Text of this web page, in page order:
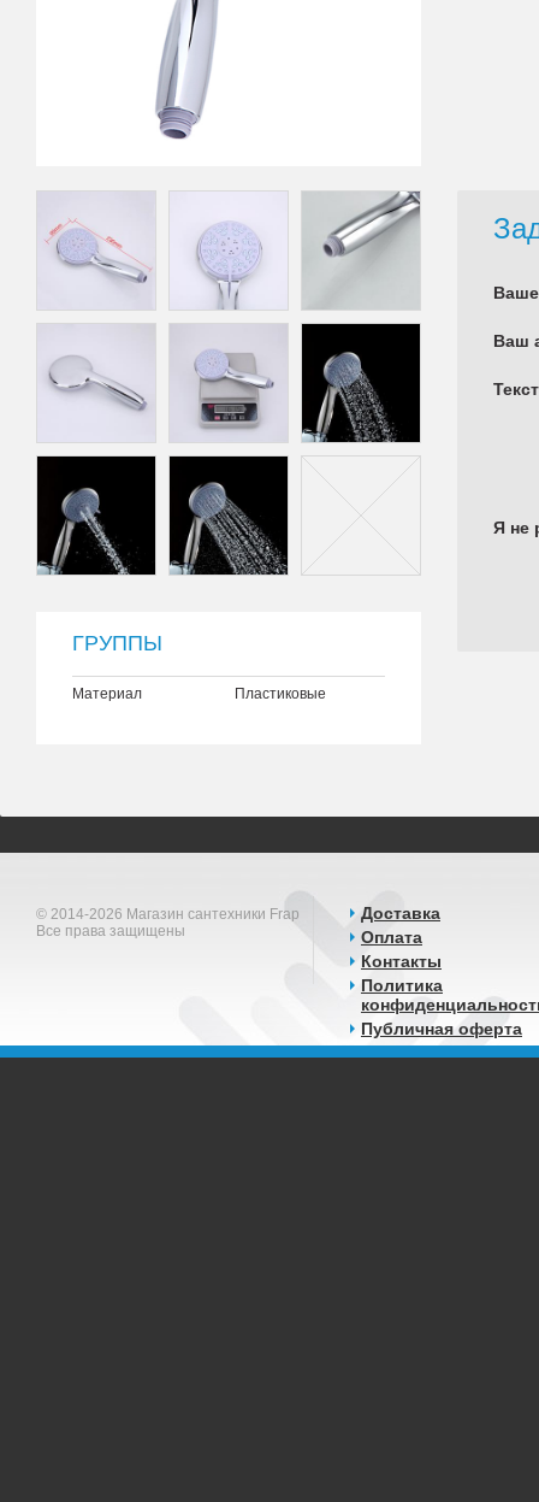
ГРУППЫ
Материал Пластиковые
Ваш
Я не
© 2014-2026 Магазин сантехники Frap
Все права защищены
Доставка
Оплата
Контакты
Политика
Публичная оферта